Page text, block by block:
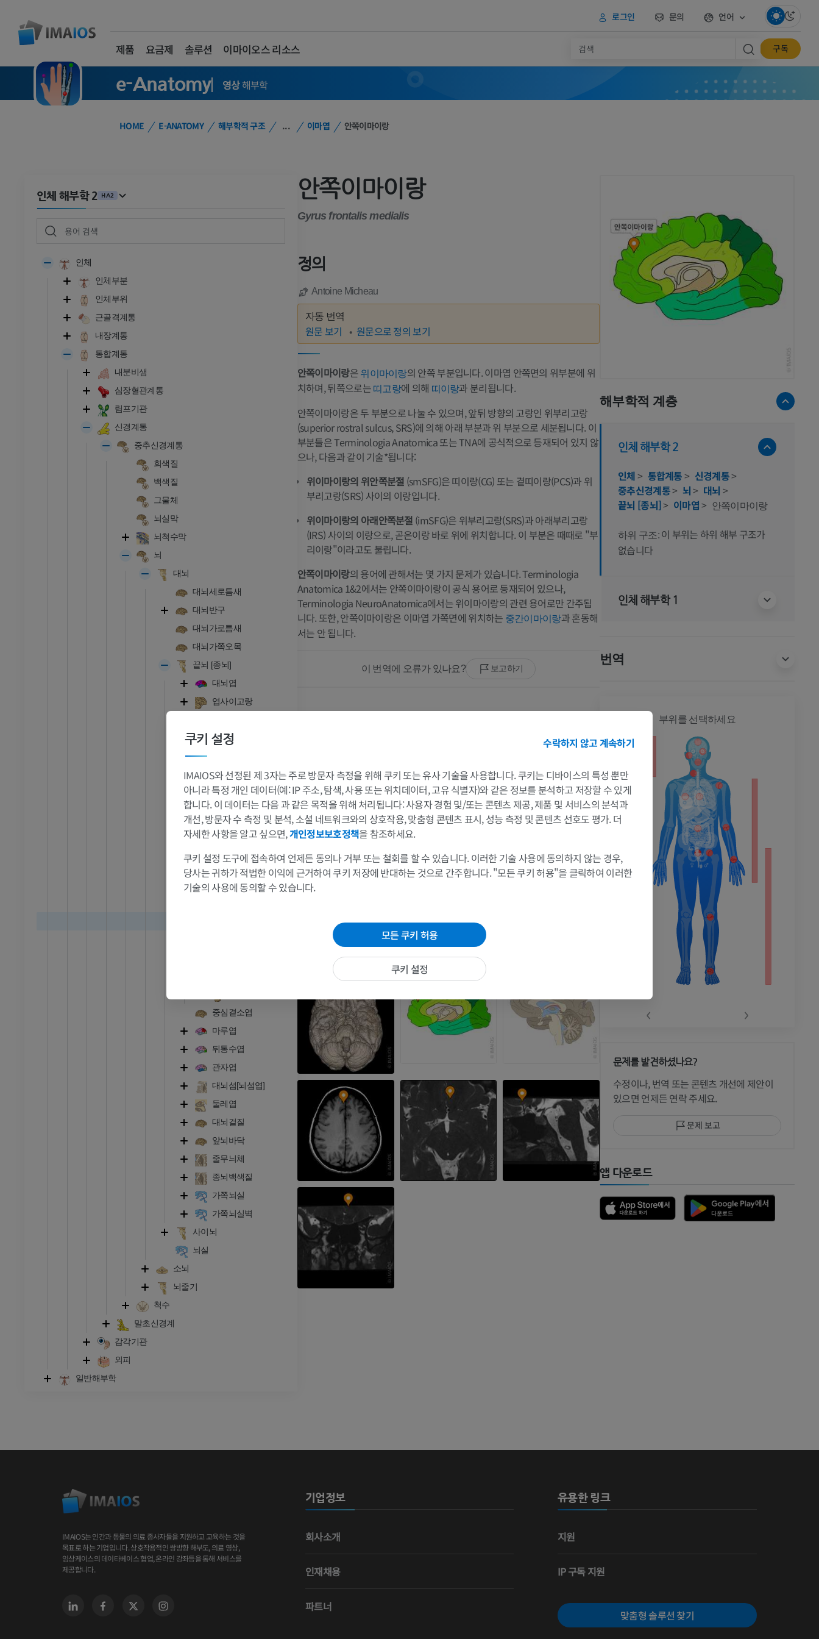
로그인 문의 언어
제품 요금제 솔루션 이마이오스 리소스 구독
e-Anatomy 영상해부학
HOME E-ANATOMY 해부학적 구조 ... 이마엽 안쪽이마이랑
인체 해부학 2 HA2
인체
인체부분
인체부위
근골격계통
내장계통
통합계통
내분비샘
심장혈관계통
림프기관
신경계통
중추신경계통
회색질
백색질
그물체
뇌실막
뇌척수막
뇌
대뇌
대뇌세로틈새
대뇌반구
대뇌가로틈새
대뇌가쪽오목
끝뇌 [종뇌]
대뇌엽
엽사이고랑
이마덮개
아래이마고랑
중간이마이랑
위이마고랑
위이마이랑
중심앞이랑
앞중심곁이랑
중심곁소엽
마루엽
뒤통수엽
관자엽
대뇌섬[뇌섬엽]
둘레엽
대뇌겉질
앞뇌바닥
줄무늬체
종뇌백색질
가쪽뇌실
가쪽뇌실벽
사이뇌
뇌실
소뇌
뇌줄기
척수
말초신경계
감각기관
외피
일반해부학
안쪽이마이랑
Gyrus frontalis medialis
정의
Antoine Micheau
자동 번역
원문 보기 원문으로 정의 보기
안쪽이마이랑은위이마이랑의 안쪽 부분입니다. 이마엽 안쪽면의 위부분에 위
치하며, 뒤쪽으로는띠고랑에 의해 띠이랑과 분리됩니다.
안쪽이마이랑은 두 부분으로 나눌 수 있으며, 앞뒤 방향의 고랑인 위부리고랑
(superior rostral sulcus, SRS)에 의해 아래 부분과 위 부분으로 세분됩니다. 이
부분들은 Terminologia Anatomica 또는 TNA에 공식적으로 등재되어 있지 않
으나, 다음과 같이 기술*됩니다:
위이마이랑의 위안쪽분절 (smSFG)은 띠이랑(CG) 또는 곁띠이랑(PCS)과 위
부리고랑(SRS) 사이의 이랑입니다.
위이마이랑의 아래안쪽분절 (imSFG)은 위부리고랑(SRS)과 아래부리고랑
(IRS) 사이의 이랑으로, 곧은이랑 바로 위에 위치합니다. 이 부분은 때때로 "부
리이랑"이라고도 불립니다.
안쪽이마이랑의 용어에 관해서는 몇 가지 문제가 있습니다. Terminologia
Anatomica 1&2에서는 안쪽이마이랑이 공식 용어로 등재되어 있으나,
Terminologia NeuroAnatomica에서는 위이마이랑의 관련 용어로만 간주됩
니다. 또한, 안쪽이마이랑은 이마엽 가쪽면에 위치하는 중간이마이랑과 혼동해
서는 안 됩니다.
이 번역에 오류가 있나요? 보고하기
해부학적 계층
인체 해부학 2
인체> 통합계통> 신경계통>
중추신경계통> 뇌> 대뇌 >
끝뇌 [종뇌]> 이마엽> 안쪽이마이랑
하위 구조: 이 부위는 하위 해부 구조가
없습니다
인체 해부학 1
번역
발앞부 MRI
발목 및 발 CT
프리미엄
어깨 MRI
MRI
손목 MRI
MRI
팔꿈치 MRI
프리미엄
손 MRI
MRI
프리미엄
팔 방사선촬영
방사선 사진
프리미엄
팔
삽화
프리미엄
팔 혈관조영술
혈관조영
무료
가시인간프로젝트
프리미엄
다리 방사선 촬영
다리 MRI
무릎 MRI
MRI
CT 관절
프리미엄
발목 및 발뒤부 MRI
MRI
부위를 선택하세요
‹ ›
문제를 발견하셨나요?
수정이나, 번역 또는 콘텐츠 개선에 제안이
있으면 언제든 연락 주세요.
문제 보고
앱 다운로드
IMAIOS는 인간과 동물의 의료 종사자들을 지원하고 교육하는 것을
목표로 하는 기업입니다. 상호작용적인 쌍방향 해부도, 의료 영상,
임상케이스의 데이타베이스 협업, 온라인 강좌등을 통해 서비스를
제공합니다.
기업정보
회사소개
인재채용
파트너
유용한 링크
지원
IP 구독 지원
맞춤형 솔루션 찾기
쿠키 설정 수락하지 않고 계속하기
IMAIOS와 선정된 제 3자는 주로 방문자 측정을 위해 쿠키 또는 유사 기술을 사용합니다. 쿠키는 디바이스의 특성 뿐만
아니라 특정 개인 데이터(예: IP 주소, 탐색, 사용 또는 위치데이터, 고유 식별자)와 같은 정보를 분석하고 저장할 수 있게
합니다. 이 데이터는 다음 과 같은 목적을 위해 처리됩니다: 사용자 경험 및/또는 콘텐츠 제공, 제품 및 서비스의 분석과
개선, 방문자 수 측정 및 분석, 소셜 네트워크와의 상호작용, 맞춤형 콘텐츠 표시, 성능 측정 및 콘텐츠 선호도 평가. 더
자세한 사항을 알고 싶으면,개인정보보호정책을 참조하세요.
쿠키 설정 도구에 접속하여 언제든 동의나 거부 또는 철회를 할 수 있습니다. 이러한 기술 사용에 동의하지 않는 경우,
당사는 귀하가 적법한 이익에 근거하여 쿠키 저장에 반대하는 것으로 간주합니다. "모든 쿠키 허용"을 클릭하여 이러한
기술의 사용에 동의할 수 있습니다.
모든 쿠키 허용
쿠키 설정